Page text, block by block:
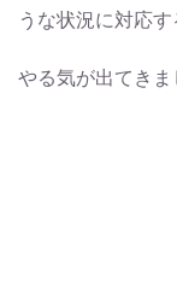
うな状況に対応
やる気が出てきま